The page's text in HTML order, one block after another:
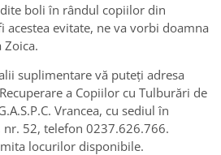
boli în rândul copiilor din
evitate, ne va vorbi doamna
Zoica.
suplimentare vă puteți adresa
a Copiilor cu Tulburări de
Vrancea, cu sediul în
nr. 52, telefon 0237.626.766.
locurilor disponibile.